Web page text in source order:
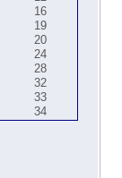
16
19
20
24
28
32
33
34